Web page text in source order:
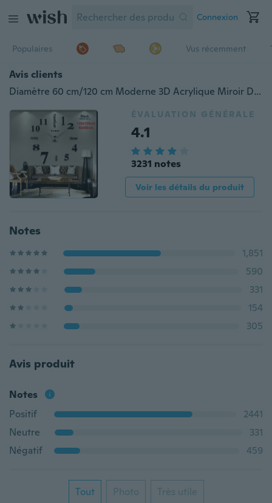
Connexion
Populaires Vus récemment
Avis clients
Diamètre 60 cm/120 cm Moderne 3D Acrylique Miroir DIY Horloge Murale Pour La Maison Salon Décoration
ÉVALUATION GÉNÉRALE
4.1
3231 notes
Voir les détails du produit
Notes
1,851
590
331
154
305
Avis produit
Notes
Positif
2441
Neutre
331
Négatif
459
Tout Photo Très utile